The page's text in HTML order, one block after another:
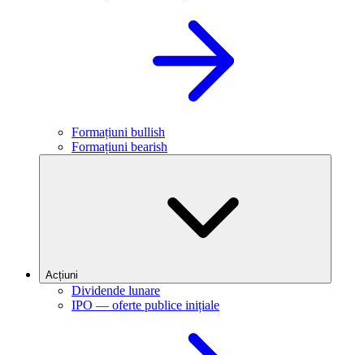
Formațiuni bullish
Formațiuni bearish
Acțiuni
Dividende lunare
IPO — oferte publice inițiale